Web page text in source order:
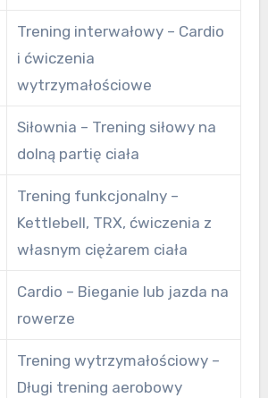
Trening interwałowy – Cardio
i ćwiczenia
wytrzymałościowe
Siłownia – Trening siłowy na
dolną partię ciała
Trening funkcjonalny –
Kettlebell, TRX, ćwiczenia z
własnym ciężarem ciała
Cardio – Bieganie lub jazda na
rowerze
Trening wytrzymałościowy –
Długi trening aerobowy